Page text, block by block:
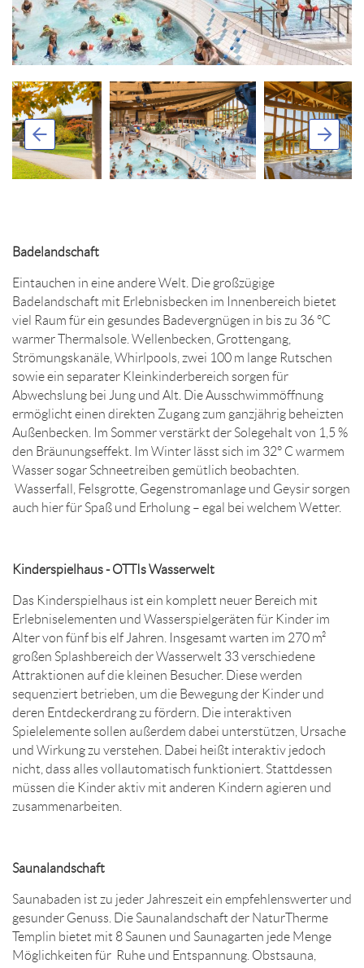
Badelandschaft
Eintauchen in eine andere Welt. Die großzügige
Badelandschaft mit Erlebnisbecken im Innenbereich bietet
viel Raum für ein gesundes Badevergnügen in bis zu 36 °C
warmer Thermalsole. Wellenbecken, Grottengang,
Strömungskanäle, Whirlpools, zwei 100 m lange Rutschen
sowie ein separater Kleinkinderbereich sorgen für
Abwechslung bei Jung und Alt. Die Ausschwimmöffnung
ermöglicht einen direkten Zugang zum ganzjährig beheizten
Außenbecken. Im Sommer verstärkt der Solegehalt von 1,5 %
den Bräunungseffekt. Im Winter lässt sich im 32° C warmem
Wasser sogar Schneetreiben gemütlich beobachten.
Wasserfall, Felsgrotte, Gegenstromanlage und Geysir sorgen
auch hier für Spaß und Erholung – egal bei welchem Wetter.
Kinderspielhaus - OTTIs Wasserwelt
Das Kinderspielhaus ist ein komplett neuer Bereich mit
Erlebniselementen und Wasserspielgeräten für Kinder im
Alter von fünf bis elf Jahren. Insgesamt warten im 270 m²
großen Splashbereich der Wasserwelt 33 verschiedene
Attraktionen auf die kleinen Besucher. Diese werden
sequenziert betrieben, um die Bewegung der Kinder und
deren Entdeckerdrang zu fördern. Die interaktiven
Spielelemente sollen außerdem dabei unterstützen, Ursache
und Wirkung zu verstehen. Dabei heißt interaktiv jedoch
nicht, dass alles vollautomatisch funktioniert. Stattdessen
müssen die Kinder aktiv mit anderen Kindern agieren und
zusammenarbeiten.
Saunalandschaft
Saunabaden ist zu jeder Jahreszeit ein empfehlenswerter und
gesunder Genuss. Die Saunalandschaft der NaturTherme
Templin bietet mit 8 Saunen und Saunagarten jede Menge
Möglichkeiten für Ruhe und Entspannung. Obstsauna,